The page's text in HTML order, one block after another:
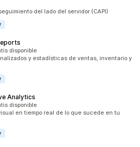
del lado del servidor (CAPI)
disponible
y estadísticas de ventas, inventario y
Analytics
disponible
en tiempo real de lo que sucede en tu